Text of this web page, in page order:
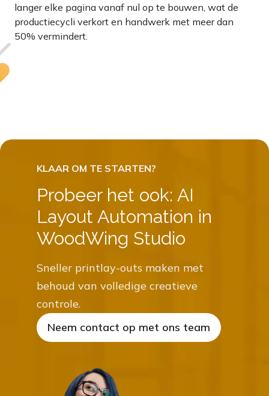
langer elke pagina vanaf nul op te bouwen, wat de
productiecycli verkort en handwerk met meer dan
50% vermindert.
Probeer het ook: AI
Layout Automation in
WoodWing Studio
Sneller printlay-outs maken met
behoud van volledige creatieve
controle.
Neem contact op met ons team